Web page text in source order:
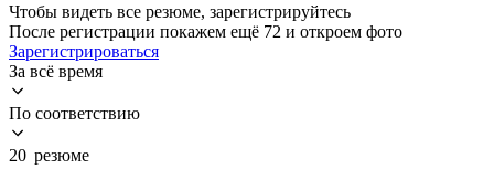
Чтобы видеть все резюме, зарегистрируйтесь
После регистрации покажем ещё 72 и откроем фото
Зарегистрироваться
За всё время
По соответствию
20 резюме